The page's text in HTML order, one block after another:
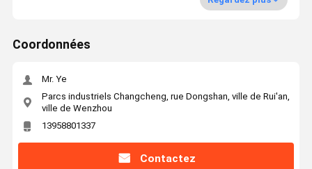
Coordonnées
Mr. Ye
Parcs industriels Changcheng, rue Dongshan, ville de Rui'an,
ville de Wenzhou
13958801337
Contactez